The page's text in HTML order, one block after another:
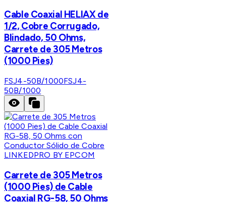
Cable Coaxial HELIAX de
1/2, Cobre Corrugado,
Blindado, 50 Ohms,
Carrete de 305 Metros
(1000 Pies)
FSJ4-50B/1000FSJ4-
50B/1000
LINKEDPRO BY EPCOM
Carrete de 305 Metros
(1000 Pies) de Cable
Coaxial RG-58, 50 Ohms